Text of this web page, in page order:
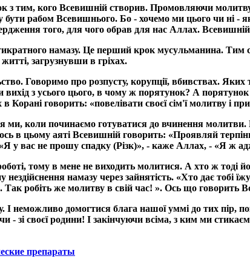
з тим, кого Всевишній створив. Промовляючи
рабом Всевишнього. Бо - хочемо ми цього чи ні -
того, для чого обрав для нас Аллах.
намазу. Це перший крок мусульманина. Тим
загрузнувши в гріхах.
Говоримо про розпусту, корупції, вбивствах. Яких
з усього цього, в чому ж порятунок? А
говорить: «повелівати своєї сім'ї молитву і
коли починаємо готуватися до вчинення молитви.
в цьому аяті Всевишній говорить: «Проявляй
у вас не прошу спадку (Різк)», - каже Аллах, - «Я ж
тому в мене не виходить молитися. А хто ж тоді
намазу через зайнятість. «Хто дає тобі
робіть же молитву в свій час! ». Ось що говорить
неможливо домогтися блага нашої уммі до тих пір,
своєї родини! І закінчуючи всіма, з ким ми
препараты